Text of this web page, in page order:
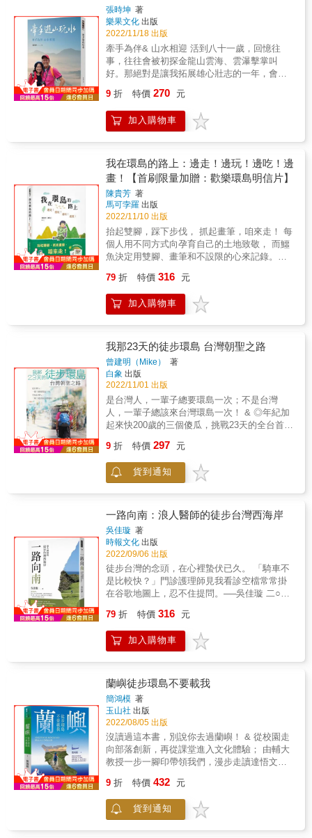
洪鴦｜鐵蒺藜下的帶刺玫瑰：丁韻仙｜勾勒自
我生命的優雅姿態：張李德和｜突破保守民風
的犀利女性：許世賢｜替舊時代女性創作者開
路：黃金川｜從台南望族到臺菜料理師：辛永
清｜哈瑪星唯一女船東：許快►►► 女路同遊
無數個不藏私的周邊好點好店獨立書店、選品
好店，都在女路！★各界人士鄭重推薦！ ★
吳 鳳 金鐘獎主持人林承毅 林事務所執行長、
國立政治大學社會學系兼任講師紀惠容 國家人
作家游鑑明 中央研究院近代史研究所研究員兼
副所長葉怡蘭 飲食旅遊生活作家廖福特 行政院
性別平等會委員、中央研究院法律學研究所研
究員蔡素貞 社團法人社區大學全國促進會理事
長、基隆社區大學校長鄭宜農 台灣創作歌手謝
金魚 歷史作家（以上按姓名筆畫排序）
精神」，引發更多元的思考與激盪！本書更特
寫10位在地職人與他們的生活路徑，拓深讀者
對在地生活的感受與體會。 不論晴雨，來基
隆，雨傘人為你撐傘帶路！ 本書特色 小旅行職
人特寫基隆5大維度 文化體驗15條雨都散步路
線 40個基隆景點踏查筆記+私遊Tips 深度感受
坐擁山與海，有數不清日子的雨季，水滴溶入
暗流，幾乎不見天日；水潮流淌於街市，映照
著日夜不歇的燈火，躲在傘下的人群，幽幽來
去，好在還有沙茶、味噌、咖哩，在夜裡，成
起，會看見長頸鹿圈養在港灣內，廟宇龍與獅
鑲嵌在綠丘中、汽車困頓在迷宮裡、摩托車馳
騁於窄巷間、貓兒恣意穿梭於屋頂上，盡述著
行人疾走的日常風景；若墜入城市縫隙中，則
會發現：人們在山巷中踏著階梯說著密語、騎
樓下大侃地方的興盛和衰亡、鐵道旁閃著游移
的目光⋯⋯ 基隆，四百年時光層層堆疊入都市
紐帶，自成有「濕」意的島嶼異境，埋藏了人
們的記憶和過往。若你想感受這個世界的奇珍
妙想，跟著雨傘人和悠遊穿梭山巷中的貓咪，
一起進入五種維度，探索基隆。 &
絡的友人因緣巧合下再次相聚， 不同的緣分層
層相連，我們珍惜著每次相見的機會。 台灣明
明那麼小，似乎要走好久好久， 卻也小到我們
只要繼續走，就能遇到過去現在未來的緣分。
我的徒步環島由自己定義、自己決定， 每段前
進的路程都讓我一點一點的改變， 學會與自我
對話、放空雜亂的情緒， 專心致志的繼續向
前，堅定自己未來的道路。 & 總共1166公里的
間，沒有人歡呼、沒有人鼓掌， 只有我自己澎
湃洶湧的邁開步伐到「最後」， 我的第45天過
得清請楚楚，不怕自己不能再走下去。 本來覺
際踏上這條路後，我的腦袋只想著：走就對
了！ & ※45天1166公里的徒步環島，用照片與
文字分享與記錄自己的心路歷程。 ※全書除了
文字與照片外，結合作者身為知名主持人的專
業，也搭配了相對應的徒步影片，讓讀者從影
片與聲音中一天一天地與作者一同前進。 &
張時坤 著
樂果文化 出版
2022/11/18 出版
牽手為伴& 山水相迎 活到八十一歲，回憶往
事，往往會被初探金龍山雲海、雲瀑擊掌叫
好。那絕對是讓我拓展雄心壯志的一年，會流
奮。 要看到雲海的機會並不多，常常遇到悲喜
交加的情形。雖然希望不大，肯定會出現浩瀚
的雲海，可是居然落空；而希望之際竟然出現
走光了，獨留我依依不捨呆在現場等待，等到
了喜雀萬分，落空也不失望。痴呆到如此狀
況，也算是個人的樂趣所致吧！ &
9 折 特價 270 元
加入購物車
我在環島的路上：邊走！邊玩！邊吃！邊
畫！【首刷限量加贈：歡樂環島明信片】
陳貴芳 著
馬可孛羅 出版
2022/11/10 出版
抬起雙腳，踩下步伐， 抓起畫筆，咱來走！ 每
個人用不同方式向孕育自己的土地致敬， 而鱷
魚決定用雙腳、畫筆和不設限的心來記錄。
～走！ & －徒步路上的訪友－ 《我的自然調色
盤》《林麗琪的秘密花園》植物水彩畫家 林
麗琪 陶藝創作者 茹陶Ruta 誠摯專文推薦 &
和對向人群交流前方路途。走過北港，見證古
蹟的修復過程、在結合巴洛克與哥德風的新竹
車站休息、途經蘇花公路，在長長的錦文隧道
中覺得窒息、在突發空污警報的高雄趕路，最
後回到台南。 & 在台灣各地玩耍－－ 碰到最強
寒流，連站都站不穩，到底該怎麼行走？還差
點撞車！一路上碰見許多野狗，還被咬到左前
臂！最後跟著導航的路線走去，卻走到沒有路
的地方，只好撥開草叢前行，卻突然滑進溪底
角度去看，也是玩樂的一種吧！ & 吃遍全台美
食－－ 吃貨先生推薦的彰化「阿泉爌肉飯」、
只有早鳥才能吃到的台中古早味三代肉粥、新
「金山包子」、被大批山友們羨慕的福隆便當
&hellip;&hellip;再想下去要流口水啦！ & 見到
不同的人們－－ 只走一站的不老肉咖環島行腳
隊、開麵包車沿途賣咖啡的年輕女孩、青旅遇
見的狂熱五迷、實行段捨離的OL，一一都是青
旅遇見的意外人物；偶爾也見見久未見面的朋
友，分享近況、放鬆小憩，讓心靈的距離更加
暖包覆、被色彩評注，成了一張張美好的畫
作。 鱷魚沿路享受風景、隨筆畫下可愛事物，
途中拜訪好友、認識新夥伴，或許這趟路程偶
79 折 特價 316 元
加入購物車
我那23天的徒步環島 台灣朝聖之路
曾建明（Mike）
著
白象 出版
2022/11/01 出版
是台灣人，一輩子總要環島一次；不是台灣
人，一輩子總該來台灣環島一次！ & ◎年紀加
起來快200歲的三個傻瓜，挑戰23天的全台首發
識台灣這塊土地，和生活在這土地上的人。 ◎
一生至少一次，送給自己的壯遊！ & 台灣特有
的好山好水其實一點都不輸國外， 送給自己最
正式招募成員，展開23天的徒步環島， 一旦你
真心決意要做，全宇宙都會為你開路， 大義哥
更是以79歲的高齡完行，蔚為佳話！ & 徒步環
島沒有甚麼祕訣，就是左腳踩到右腳的前面，
再把右腳踩到左腳的前面。 只要你知道想去什
麼地方，縱使步伐蹣跚舉步維艱也沒關係， 因
為你知道，你已經在路上了。 & ※ 附每日起迄
地點、里程數、住宿處、行程記事， 只要依本
9 折 特價 297 元
貨到通知
一路向南：浪人醫師的徒步台灣西海岸
吳佳璇 著
時報文化 出版
2022/09/06 出版
徒步台灣的念頭，在心裡蟄伏已久。 「騎車不
是比較快？」門診護理師見我看診空檔常常掛
在谷歌地圖上，忍不住提問。──吳佳璇 二○二
擠滿出不了國的人。經過蒸騰的夏日，徒步台
灣的念頭又倏然出現。於是浪人醫師吳佳璇，
脫下了醫師袍，來到行政院旁的十字路口，省
&hellip;&hellip;只知道這趟旅程，一路向南。
&darr;一路向南&darr; 從台一線省道0公里的車
流湧動，走到恆春的國境之南 橫跨一年半的接
力徒步，總長500公里 從一個人，走到一群
人；穿越了四季、風土與歷史 一步步走成了我
們腳底下的台灣 &darr;徒步說書人&darr; 三井
倉庫、樂生療養院、新竹動物園、新港社、秋
茂園、和美默園、鹿港龍山寺 三秀園、西螺大
橋、北港朝天宮、國聖燈塔、逍遙園、池上一
景點，一路漫談台灣歷史 &darr;走路的人&darr;
從一個人，走到一群人，從閒散輕裝，走到上
癮重症 這裡沒有刻苦的徒步雞湯，但有結伴同
79 折 特價 316 元
加入購物車
蘭嶼徒步環島不要載我
簡鴻模 著
玉山社 出版
2022/08/05 出版
沒讀過這本書，別說你去過蘭嶼！ & 從校園走
向部落創新，再從課堂進入文化體驗； 由輔大
教授一步一腳印帶領我們，漫步走讀達悟文化
後改由國民政府統治時，因島上的蘭花享譽國
際而以此命名。實質上，於生長在這塊島嶼的
達悟族人觀點中，面積僅四十平方公里的她，
9 折 特價 432 元
貨到通知